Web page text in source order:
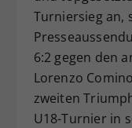
Turniersieg an,
6:2 gegen den
Lorenzo
zweiten
U18-Turnier in